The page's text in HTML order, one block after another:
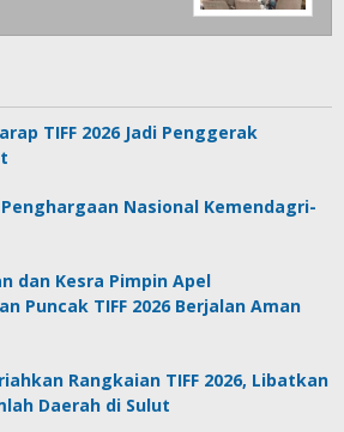
TIFF 2026 Jadi Penggerak
Nasional Kemendagri-
dan Kesra Pimpin Apel
Puncak TIFF 2026 Berjalan Aman
Rangkaian TIFF 2026, Libatkan
Daerah di Sulut